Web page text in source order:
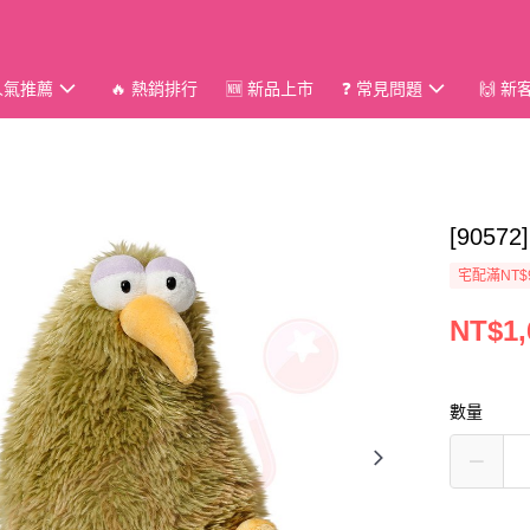
推薦 🔥 熱銷排行 🆕 新品上市 ❓ 常見問題 🙌 新
宅配滿
數量